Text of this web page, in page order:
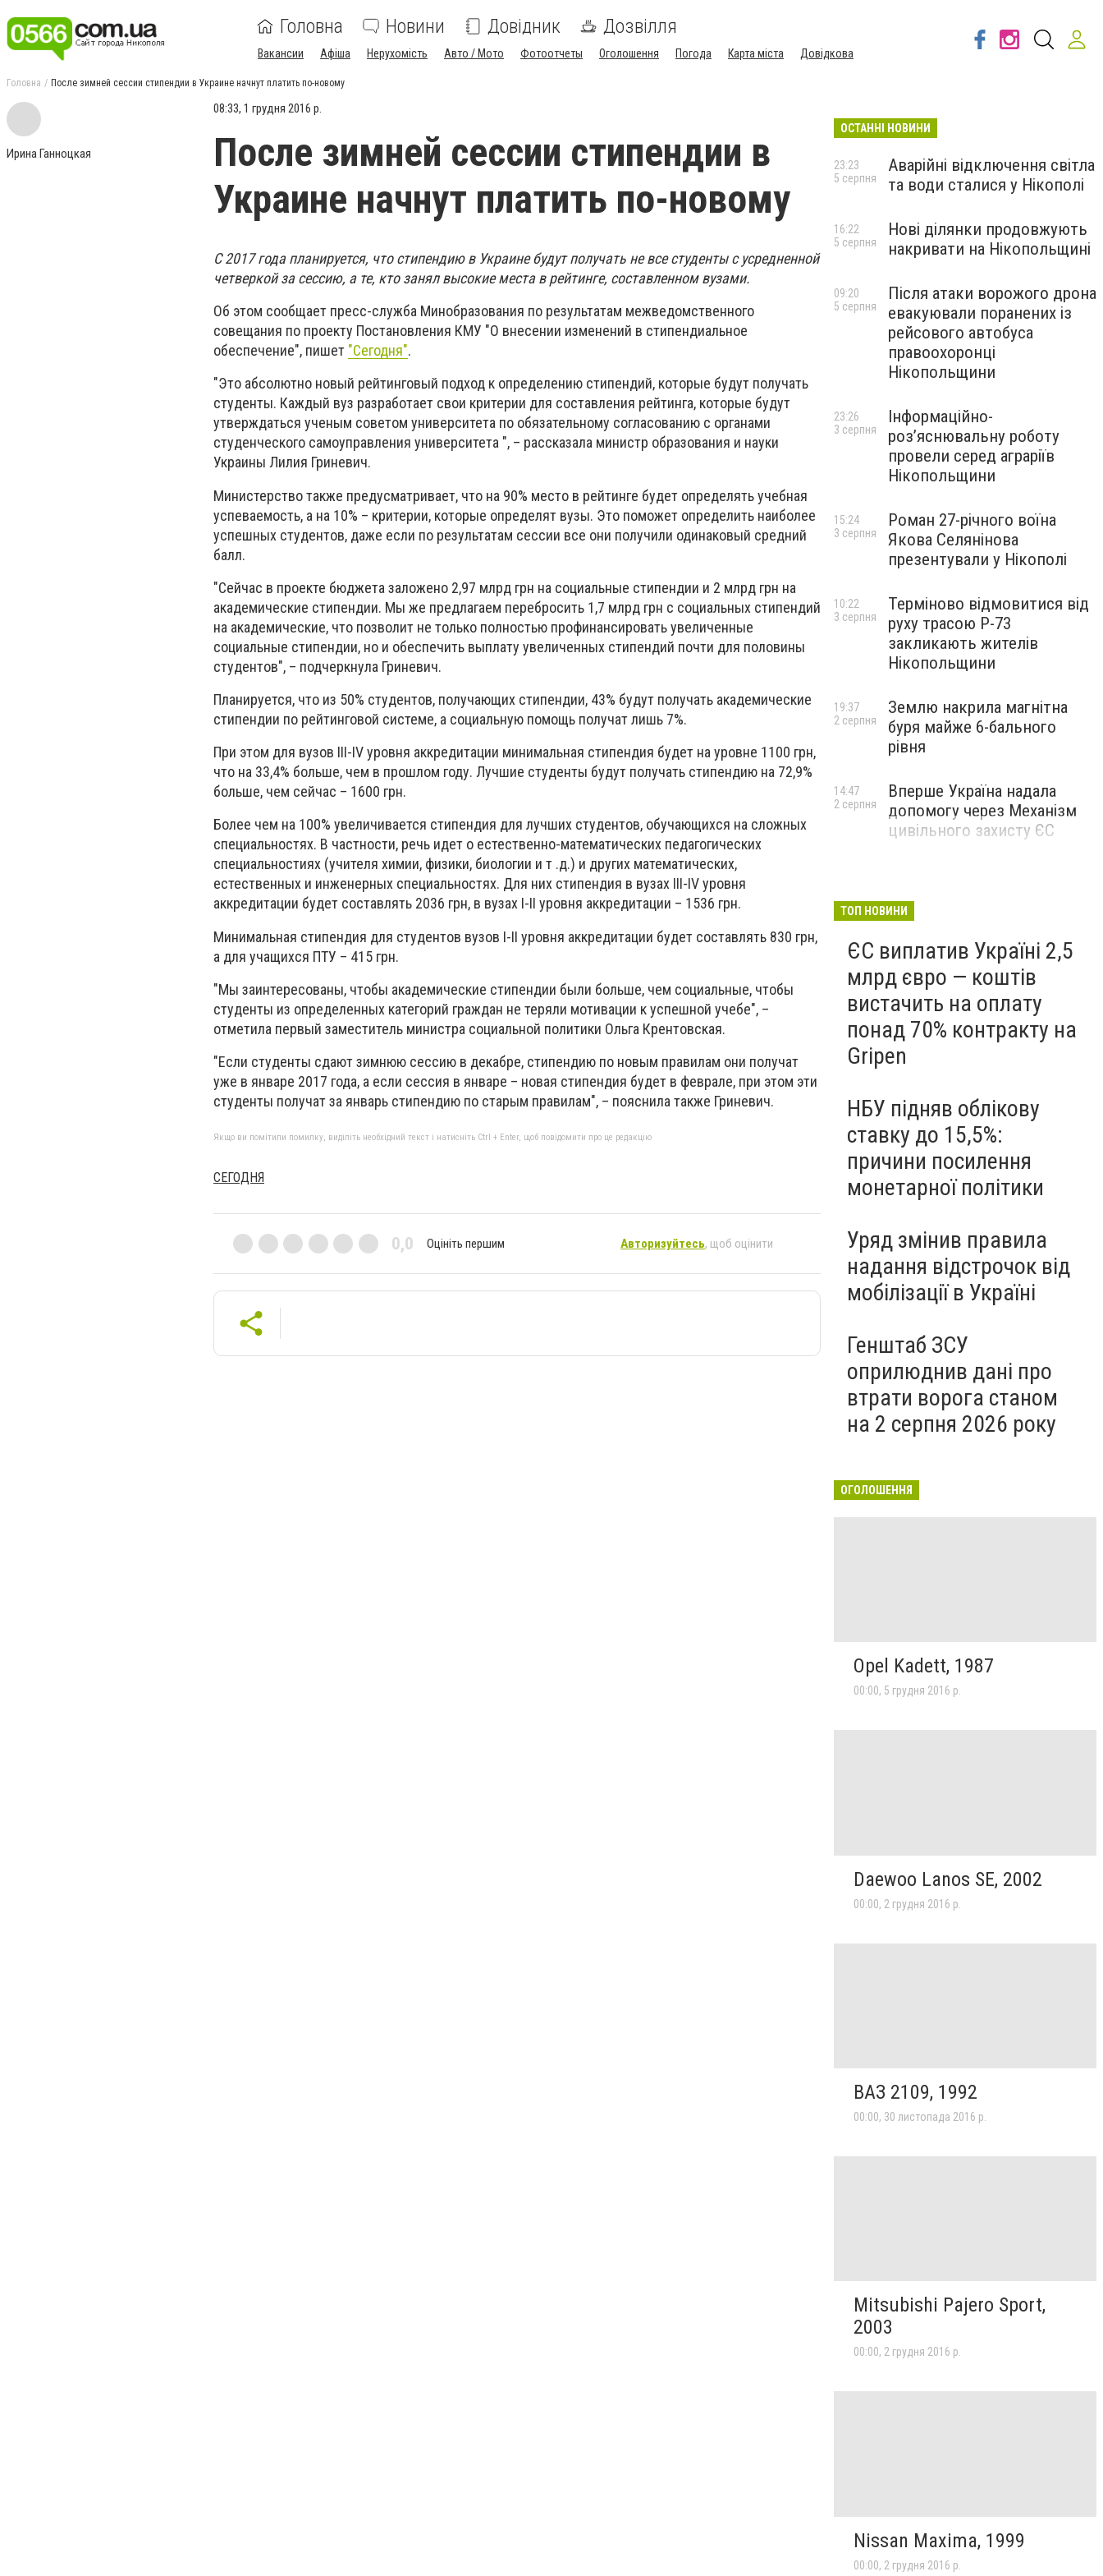
Головна Новини Довідник Дозвілля
Вакансии Афіша Нерухомість Авто / Мото Фотоотчеты Оголошення Погода Карта міста Довідкова
Головна После зимней сессии стипендии в Украине начнут платить по-новому
Ирина Ганноцкая
08:33, 1 грудня 2016 р.
После зимней сессии стипендии в
Украине начнут платить по-новому
С 2017 года планируется, что стипендию в Украине будут получать не все студенты с усредненной
четверкой за сессию, а те, кто занял высокие места в рейтинге, составленном вузами.
Об этом сообщает пресс-служба Минобразования по результатам межведомственного
совещания по проекту Постановления КМУ "О внесении изменений в стипендиальное
обеспечение", пишет "Сегодня".
"Это абсолютно новый рейтинговый подход к определению стипендий, которые будут получать
студенты. Каждый вуз разработает свои критерии для составления рейтинга, которые будут
утверждаться ученым советом университета по обязательному согласованию с органами
студенческого самоуправления университета ", – рассказала министр образования и науки
Украины Лилия Гриневич.
Министерство также предусматривает, что на 90% место в рейтинге будет определять учебная
успеваемость, а на 10% – критерии, которые определят вузы. Это поможет определить наиболее
успешных студентов, даже если по результатам сессии все они получили одинаковый средний
балл.
"Сейчас в проекте бюджета заложено 2,97 млрд грн на социальные стипендии и 2 млрд грн на
академические стипендии. Мы же предлагаем перебросить 1,7 млрд грн с социальных стипендий
на академические, что позволит не только полностью профинансировать увеличенные
социальные стипендии, но и обеспечить выплату увеличенных стипендий почти для половины
студентов", – подчеркнула Гриневич.
Планируется, что из 50% студентов, получающих стипендии, 43% будут получать академические
стипендии по рейтинговой системе, а социальную помощь получат лишь 7%.
При этом для вузов III-IV уровня аккредитации минимальная стипендия будет на уровне 1100 грн,
что на 33,4% больше, чем в прошлом году. Лучшие студенты будут получать стипендию на 72,9%
больше, чем сейчас – 1600 грн.
Более чем на 100% увеличивается стипендия для лучших студентов, обучающихся на сложных
специальностях. В частности, речь идет о естественно-математических педагогических
специальностиях (учителя химии, физики, биологии и т .д.) и других математических,
естественных и инженерных специальностях. Для них стипендия в вузах III-IV уровня
аккредитации будет составлять 2036 грн, в вузах I-II уровня аккредитации – 1536 грн.
Минимальная стипендия для студентов вузов I-II уровня аккредитации будет составлять 830 грн,
а для учащихся ПТУ – 415 грн.
"Мы заинтересованы, чтобы академические стипендии были больше, чем социальные, чтобы
студенты из определенных категорий граждан не теряли мотивации к успешной учебе", –
отметила первый заместитель министра социальной политики Ольга Крентовская.
"Если студенты сдают зимнюю сессию в декабре, стипендию по новым правилам они получат
уже в январе 2017 года, а если сессия в январе – новая стипендия будет в феврале, при этом эти
студенты получат за январь стипендию по старым правилам", – пояснила также Гриневич.
Якщо ви помітили помилку, виділіть необхідний текст і натисніть Ctrl + Enter, щоб повідомити про це редакцію
СЕГОДНЯ
0,0 Оцініть першим Авторизуйтесь, щоб оцінити
ОСТАННІ НОВИНИ
Аварійні відключення світла
та води сталися у Нікополі
23:23
5 серпня
Нові ділянки продовжують
накривати на Нікопольщині
16:22
5 серпня
Після атаки ворожого дрона
евакуювали поранених із
рейсового автобуса
правоохоронці
Нікопольщини
09:20
5 серпня
Інформаційно-
роз’яснювальну роботу
провели серед аграріїв
Нікопольщини
23:26
3 серпня
Роман 27-річного воїна
Якова Селянінова
презентували у Нікополі
15:24
3 серпня
Терміново відмовитися від
руху трасою Р-73
закликають жителів
Нікопольщини
10:22
3 серпня
Землю накрила магнітна
буря майже 6-бального
рівня
19:37
2 серпня
Вперше Україна надала
допомогу через Механізм
цивільного захисту ЄС
14:47
2 серпня
ТОП НОВИНИ
ЄС виплатив Україні 2,5
млрд євро — коштів
вистачить на оплату
понад 70% контракту на
Gripen
НБУ підняв облікову
ставку до 15,5%:
причини посилення
монетарної політики
Уряд змінив правила
надання відстрочок від
мобілізації в Україні
Генштаб ЗСУ
оприлюднив дані про
втрати ворога станом
на 2 серпня 2026 року
ОГОЛОШЕННЯ
Opel Kadett, 1987
00:00, 5 грудня 2016 р.
Daewoo Lanos SE, 2002
00:00, 2 грудня 2016 р.
ВАЗ 2109, 1992
00:00, 30 листопада 2016 р.
Mitsubishi Pajero Sport,
2003
00:00, 2 грудня 2016 р.
Nissan Maxima, 1999
00:00, 2 грудня 2016 р.